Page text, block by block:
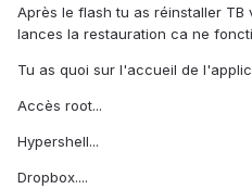
Après le flash tu as réinstaller TB
lances la restauration ca ne
Tu as quoi sur l'accueil de
Accès root...
Hypershell...
Dropbox....